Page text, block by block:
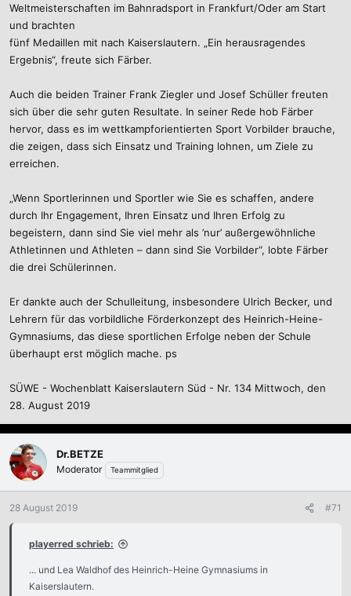
Weltmeisterschaften im Bahnradsport in Frankfurt/Oder am Start
und brachten
fünf Medaillen mit nach Kaiserslautern. „Ein herausragendes
Ergebnis“, freute sich Färber.
Auch die beiden Trainer Frank Ziegler und Josef Schüller freuten
sich über die sehr guten Resultate. In seiner Rede hob Färber
hervor, dass es im wettkampforientierten Sport Vorbilder brauche,
die zeigen, dass sich Einsatz und Training lohnen, um Ziele zu
erreichen.
„Wenn Sportlerinnen und Sportler wie Sie es schaffen, andere
durch Ihr Engagement, Ihren Einsatz und Ihren Erfolg zu
begeistern, dann sind Sie viel mehr als ’nur’ außergewöhnliche
Athletinnen und Athleten – dann sind Sie Vorbilder“, lobte Färber
die drei Schülerinnen.
Er dankte auch der Schulleitung, insbesondere Ulrich Becker, und
Lehrern für das vorbildliche Förderkonzept des Heinrich-Heine-
Gymnasiums, das diese sportlichen Erfolge neben der Schule
überhaupt erst möglich mache. ps
SÜWE - Wochenblatt Kaiserslautern Süd - Nr. 134 Mittwoch, den
28. August 2019
Dr.BETZE
Moderator Teammitglied
28 August 2019 #71
playerred schrieb:
... und Lea Waldhof des Heinrich-Heine Gymnasiums in
Kaiserslautern.